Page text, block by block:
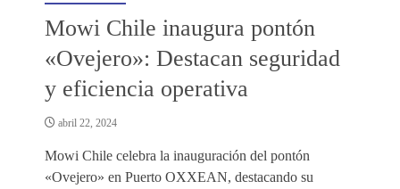
Mowi Chile inaugura pontón
«Ovejero»: Destacan seguridad
y eficiencia operativa
abril 22, 2024
Mowi Chile celebra la inauguración del pontón
«Ovejero» en Puerto OXXEAN, destacando su